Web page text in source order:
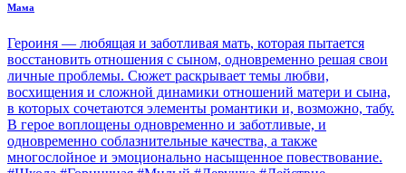
Мама
Героиня — любящая и заботливая мать, которая пытается
восстановить отношения с сыном, одновременно решая свои
личные проблемы. Сюжет раскрывает темы любви,
восхищения и сложной динамики отношений матери и сына,
в которых сочетаются элементы романтики и, возможно, табу.
В герое воплощены одновременно и заботливые, и
одновременно соблазнительные качества, а также
многослойное и эмоционально насыщенное повествование.